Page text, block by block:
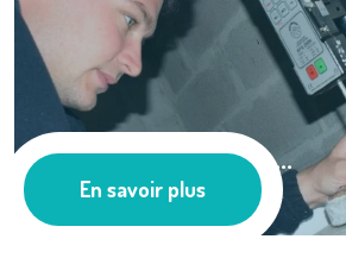
Vers l’affinage des ...
Les actus
En savoir plus